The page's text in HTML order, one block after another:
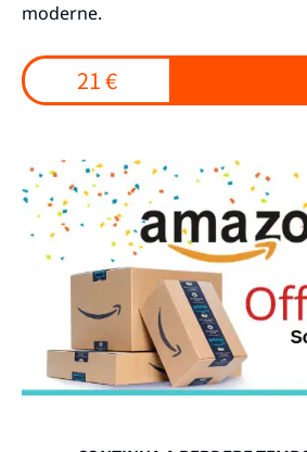
moderne.
21 €